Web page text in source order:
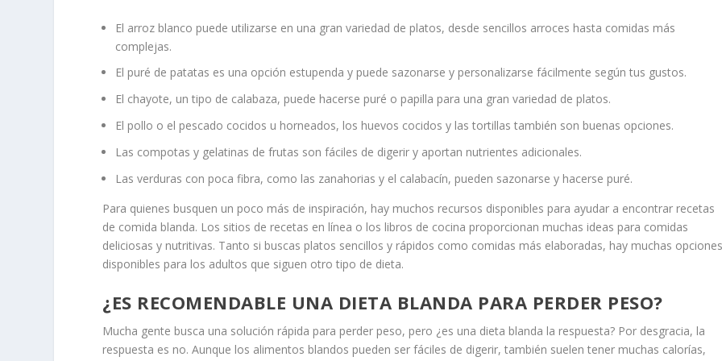
El arroz blanco puede utilizarse en una gran variedad de platos, desde sencillos arroces hasta comidas más
complejas.
El puré de patatas es una opción estupenda y puede sazonarse y personalizarse fácilmente según tus gustos.
El chayote, un tipo de calabaza, puede hacerse puré o papilla para una gran variedad de platos.
El pollo o el pescado cocidos u horneados, los huevos cocidos y las tortillas también son buenas opciones.
Las compotas y gelatinas de frutas son fáciles de digerir y aportan nutrientes adicionales.
Las verduras con poca fibra, como las zanahorias y el calabacín, pueden sazonarse y hacerse puré.
Para quienes busquen un poco más de inspiración, hay muchos recursos disponibles para ayudar a encontrar recetas
de comida blanda. Los sitios de recetas en línea o los libros de cocina proporcionan muchas ideas para comidas
deliciosas y nutritivas. Tanto si buscas platos sencillos y rápidos como comidas más elaboradas, hay muchas
disponibles para los adultos que siguen otro tipo de dieta.
¿ES RECOMENDABLE UNA DIETA BLANDA PARA PERDER PESO?
Mucha gente busca una solución rápida para perder peso, pero ¿es una dieta blanda la respuesta? Por desgracia, la
respuesta es no. Aunque los alimentos blandos pueden ser fáciles de digerir, también suelen tener muchas calorías,